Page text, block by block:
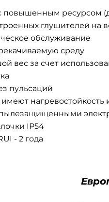
ресурсом
глушителей на
обслуживание
среду
вес за счет
пульсаций
пылезащищенными
IP54
- 2 года